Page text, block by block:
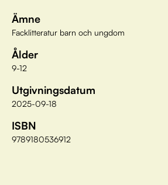
Ämne
Facklitteratur barn och ungdom
Ålder
9-12
Utgivningsdatum
2025-09-18
ISBN
9789180536912